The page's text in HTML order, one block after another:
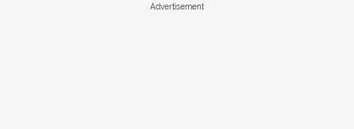
Advertisement